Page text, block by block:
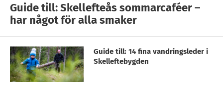
Guide till: Skellefteås sommarcaféer –
har något för alla smaker
Guide till: 14 fina vandringsleder i
Skelleftebygden